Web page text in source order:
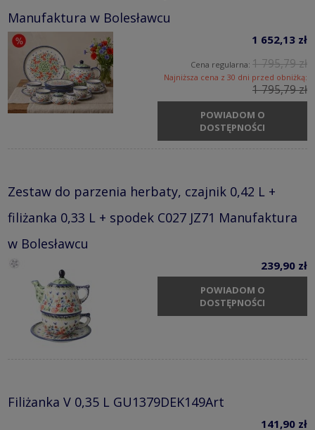
Manufaktura w Bolesławcu
1 652,13 zł
Cena regularna: 1 795,79 zł
Najniższa cena z 30 dni przed obniżką:
1 795,79 zł
POWIADOM O
DOSTĘPNOŚCI
Zestaw do parzenia herbaty, czajnik 0,42 L +
filiżanka 0,33 L + spodek C027 JZ71 Manufaktura
w Bolesławcu
239,90 zł
POWIADOM O
DOSTĘPNOŚCI
Filiżanka V 0,35 L GU1379DEK149Art
141,90 zł